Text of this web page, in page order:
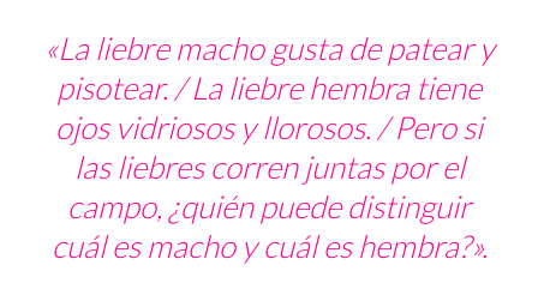
«La liebre macho gusta de patear y
pisotear. / La liebre hembra tiene
ojos vidriosos y llorosos. / Pero si
las liebres corren juntas por el
campo, ¿quién puede distinguir
cuál es macho y cuál es hembra?».